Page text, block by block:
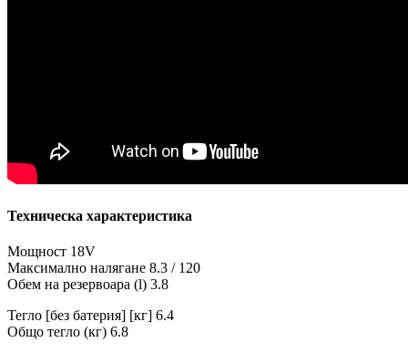
Техническа характеристика
Мощност 18V
Максимално налягане 8.3 / 120
Обем на резервоара (l) 3.8
Тегло [без батерия] [кг] 6.4
Общо тегло (кг) 6.8